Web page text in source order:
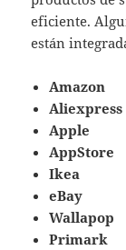
eficiente.
están
Amazon
Aliexpress
Apple
AppStore
Ikea
eBay
Wallapop
Primark